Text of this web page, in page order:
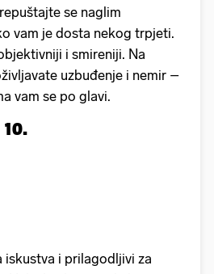
se naglim
vam je dosta nekog trpjeti.
i smireniji. Na
uzbuđenje i nemir –
vam se po glavi.
10.
iskustva i prilagodljivi za